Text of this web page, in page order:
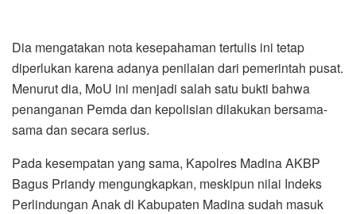
Dia mengatakan nota kesepahaman tertulis ini tetap
diperlukan karena adanya penilaian dari pemerintah pusat.
Menurut dia, MoU ini menjadi salah satu bukti bahwa
penanganan Pemda dan kepolisian dilakukan bersama-
sama dan secara serius.
Pada kesempatan yang sama, Kapolres Madina AKBP
Bagus Priandy mengungkapkan, meskipun nilai Indeks
Perlindungan Anak di Kabupaten Madina sudah masuk